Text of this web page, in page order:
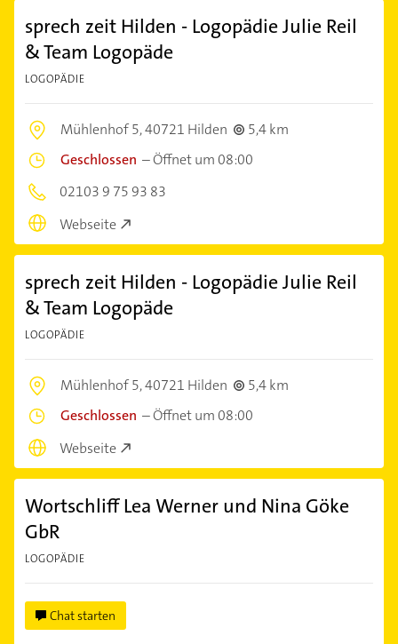
sprech zeit Hilden - Logopädie Julie Reil
& Team Logopäde
LOGOPÄDIE
Mühlenhof 5,40721 Hilden
5,4 km
Geschlossen –Öffnet um 08:00
02103 9 75 93 83
Webseite
sprech zeit Hilden - Logopädie Julie Reil
& Team Logopäde
LOGOPÄDIE
Mühlenhof 5,40721 Hilden
5,4 km
Geschlossen –Öffnet um 08:00
Webseite
Wortschliff Lea Werner und Nina Göke
GbR
LOGOPÄDIE
Chat starten